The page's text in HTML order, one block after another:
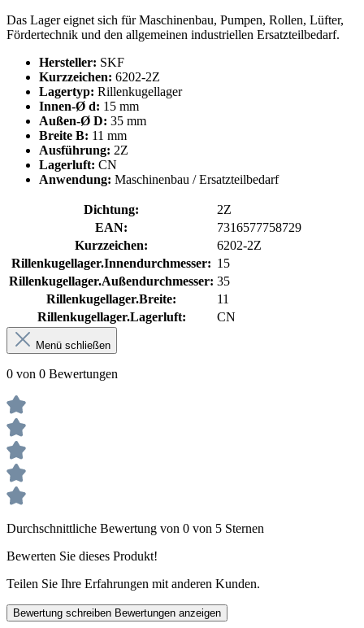
Das Lager eignet sich für Maschinenbau, Pumpen, Rollen, Lüfter,
Fördertechnik und den allgemeinen industriellen Ersatzteilbedarf.
Hersteller: SKF
Kurzzeichen: 6202-2Z
Lagertyp: Rillenkugellager
Innen-Ø d: 15 mm
Außen-Ø D: 35 mm
Breite B: 11 mm
Ausführung: 2Z
Lagerluft: CN
Anwendung: Maschinenbau / Ersatzteilbedarf
Dichtung:
2Z
EAN:
7316577758729
Kurzzeichen:
6202-2Z
Rillenkugellager.Innendurchmesser: 15
Rillenkugellager.Außendurchmesser: 35
Rillenkugellager.Breite:
11
Rillenkugellager.Lagerluft:
CN
Menü schließen
0 von 0 Bewertungen
Durchschnittliche Bewertung von 0 von 5 Sternen
Bewerten Sie dieses Produkt!
Teilen Sie Ihre Erfahrungen mit anderen Kunden.
Bewertung schreiben Bewertungen anzeigen